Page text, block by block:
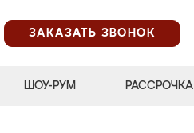
ЗАКАЗАТЬ ЗВОНОК
ШОУ-РУМ РАССРОЧКА